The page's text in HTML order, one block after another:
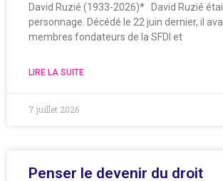
David Ruzié (1933-2026)* David Ruzié
personnage. Décédé le 22 juin dernier, il
membres fondateurs de la SFDI et
LIRE LA SUITE
7 juillet 2026
Penser le devenir du droit